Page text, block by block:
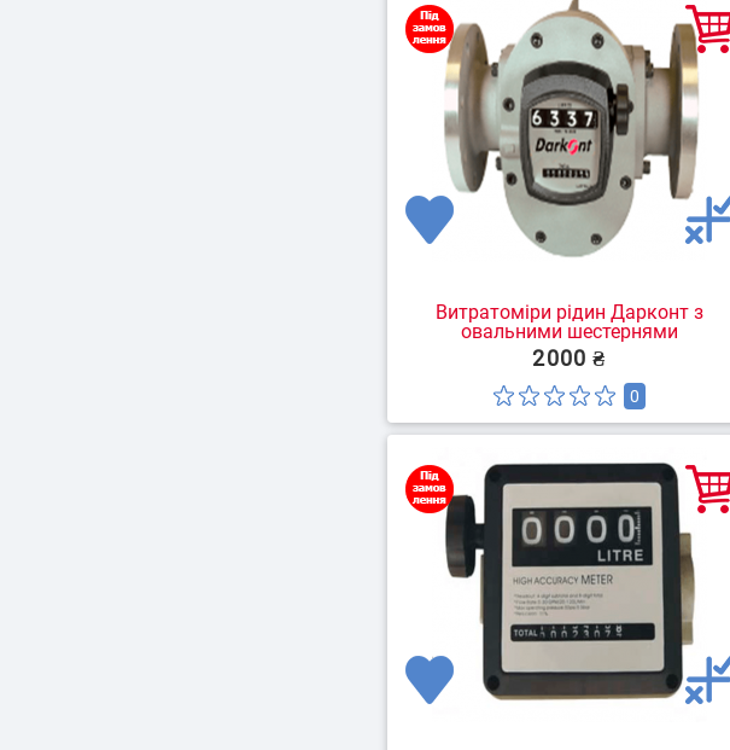
Витратоміри рідин Дарконт з
овальними шестернями
2000 ₴
0